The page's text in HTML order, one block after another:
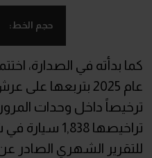
حجم الخط:
عام 2025 بتربعها
ترخيصاً داخل وحدات
تراخيصها
للتقرير الشهري الصادر